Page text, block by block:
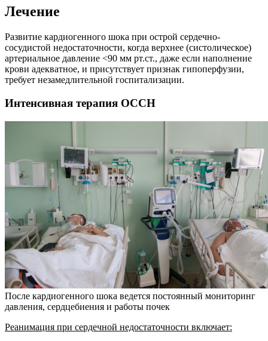
Лечение
Развитие кардиогенного шока при острой сердечно-
сосудистой недостаточности, когда верхнее (систолическое)
артериальное давление <90 мм рт.ст., даже если наполнение
крови адекватное, и присутствует признак гипоперфузии,
требует незамедлительной госпитализации.
Интенсивная терапия ОССН
После кардиогенного шока ведется постоянный мониторинг
давления, сердцебиения и работы почек
Реанимация при сердечной недостаточности включает: